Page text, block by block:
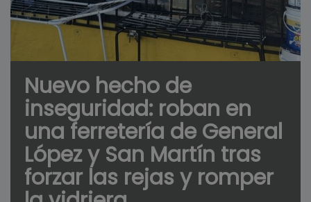
Nuevo hecho de
inseguridad: roban en
una ferretería de General
López y San Martín tras
forzar las rejas y romper